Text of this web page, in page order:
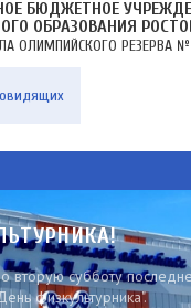
БЮДЖЕТНОЕ
ОБРАЗОВАНИЯ
ОЛИМПИЙСКОГО РЕЗЕРВА №
вторую субботу
физкультурника".